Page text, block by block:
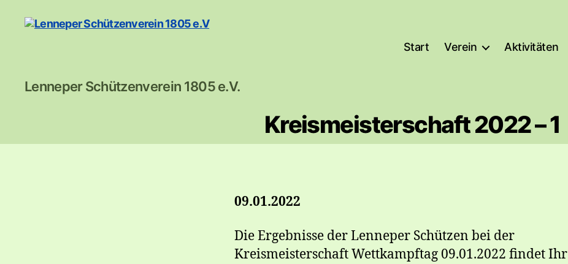
Schützenverein
Lenneper Schützenverein 1805 e.V.
Start Verein Aktivitäten
Kreismeisterschaft 2022 – 1
09.01.2022
Die Ergebnisse der Lenneper Schützen bei der
Kreismeisterschaft Wettkampftag 09.01.2022 findet Ihr